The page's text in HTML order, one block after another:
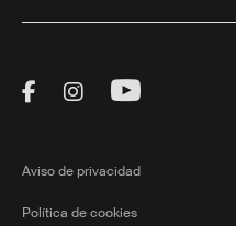
Visit Thule on
Visit Thule on
Visit
Aviso de privacidad
Política de cookies